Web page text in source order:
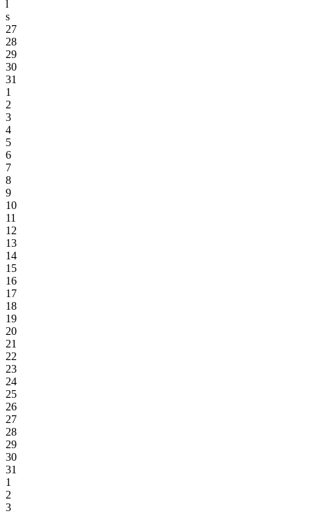
l
s
27
28
29
30
31
1
2
3
4
5
6
7
8
9
10
11
12
13
14
15
16
17
18
19
20
21
22
23
24
25
26
27
28
29
30
31
1
2
3